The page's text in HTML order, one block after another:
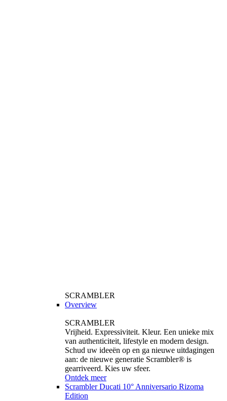
SCRAMBLER
Overview
SCRAMBLER
Vrijheid. Expressiviteit. Kleur. Een unieke mix
van authenticiteit, lifestyle en modern design.
Schud uw ideeën op en ga nieuwe uitdagingen
aan: de nieuwe generatie Scrambler® is
gearriveerd. Kies uw sfeer.
Ontdek meer
Scrambler Ducati 10° Anniversario Rizoma
Edition